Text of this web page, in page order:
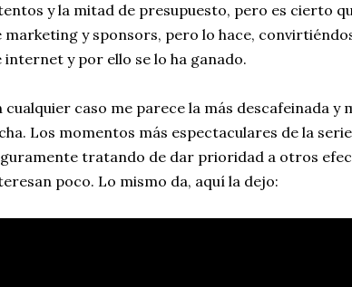
y la mitad de presupuesto, pero es cierto
marketing y sponsors, pero lo hace,
internet y por ello se lo ha ganado.
cualquier caso me parece la más descafeinada y
Los momentos más espectaculares de la
tratando de dar prioridad a otros
poco. Lo mismo da, aquí la dejo: